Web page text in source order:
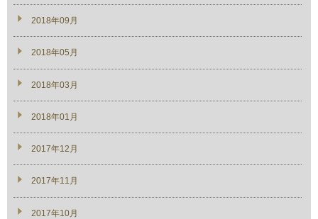
2018年09月
2018年05月
2018年03月
2018年01月
2017年12月
2017年11月
2017年10月